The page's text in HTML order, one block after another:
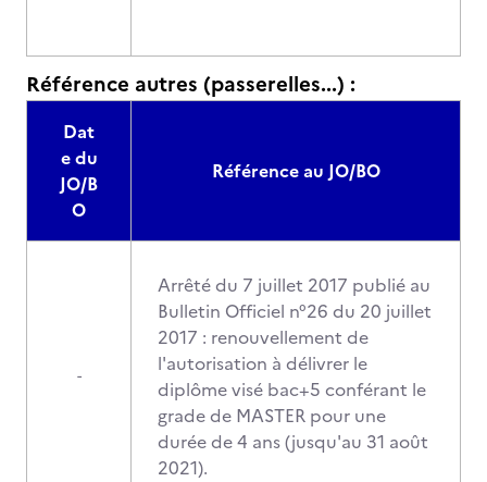
Référence autres (passerelles...) :
Dat
e du
JO/B
O
Référence au JO/BO
-
Arrêté du 7 juillet 2017 publié au
Bulletin Officiel n°26 du 20 juillet
2017 : renouvellement de
l'autorisation à délivrer le
diplôme visé bac+5 conférant le
grade de MASTER pour une
durée de 4 ans (jusqu'au 31 août
2021).